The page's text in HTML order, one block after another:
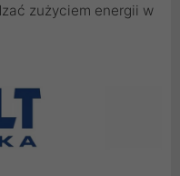
zużyciem energii w